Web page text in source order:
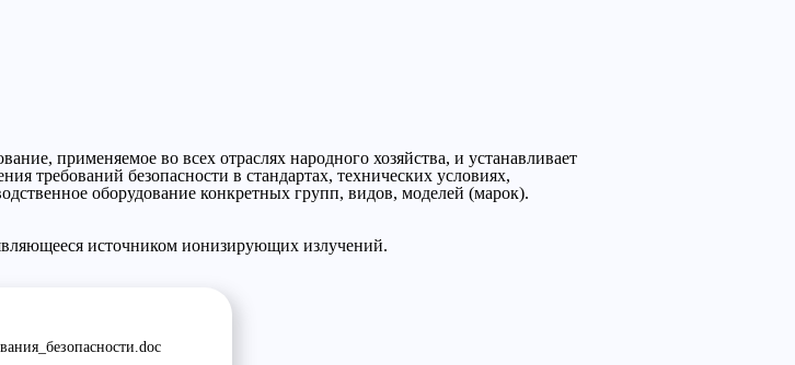
применяемое во всех отраслях народного хозяйства, и устанавливает
требований безопасности в стандартах, технических условиях,
оборудование конкретных групп, видов, моделей (марок).
источником ионизирующих излучений.